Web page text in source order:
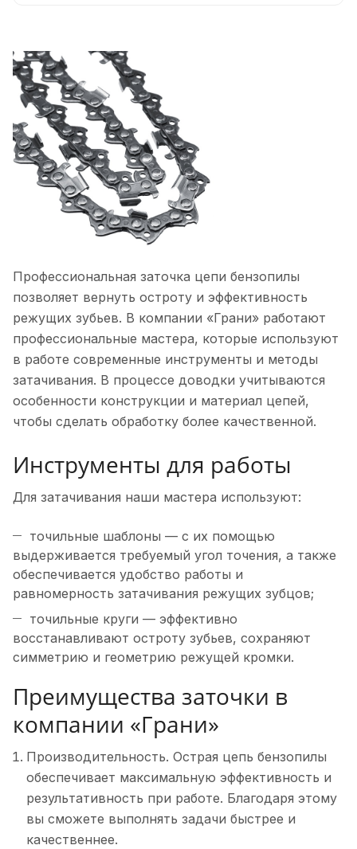
Профессиональная заточка цепи бензопилы
позволяет вернуть остроту и эффективность
режущих зубьев. В компании «Грани» работают
профессиональные мастера, которые используют
в работе современные инструменты и методы
затачивания. В процессе доводки учитываются
особенности конструкции и материал цепей,
чтобы сделать обработку более качественной.
Инструменты для работы
Для затачивания наши мастера используют:
точильные шаблоны — с их помощью
выдерживается требуемый угол точения, а также
обеспечивается удобство работы и
равномерность затачивания режущих зубцов;
точильные круги — эффективно
восстанавливают остроту зубьев, сохраняют
симметрию и геометрию режущей кромки.
Преимущества заточки в
компании «Грани»
Производительность. Острая цепь бензопилы
обеспечивает максимальную эффективность и
результативность при работе. Благодаря этому
вы сможете выполнять задачи быстрее и
качественнее.